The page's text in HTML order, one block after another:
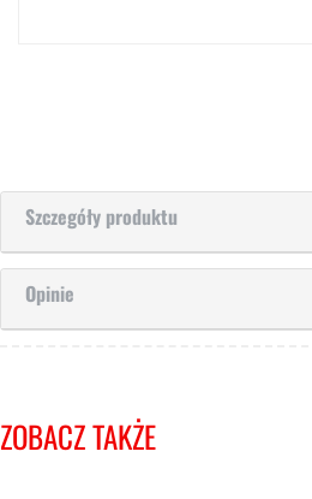
Szczegóły produktu
Opinie
ZOBACZ TAKŻE